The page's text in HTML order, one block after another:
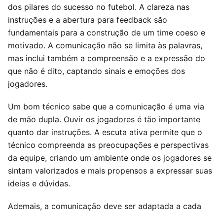
dos pilares do sucesso no futebol. A clareza nas
instruções e a abertura para feedback são
fundamentais para a construção de um time coeso e
motivado. A comunicação não se limita às palavras,
mas inclui também a compreensão e a expressão do
que não é dito, captando sinais e emoções dos
jogadores.
Um bom técnico sabe que a comunicação é uma via
de mão dupla. Ouvir os jogadores é tão importante
quanto dar instruções. A escuta ativa permite que o
técnico compreenda as preocupações e perspectivas
da equipe, criando um ambiente onde os jogadores se
sintam valorizados e mais propensos a expressar suas
ideias e dúvidas.
Ademais, a comunicação deve ser adaptada a cada